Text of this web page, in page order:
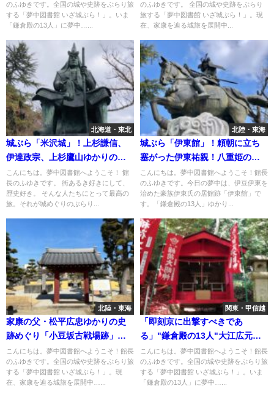
のふゆきです。全国の城や史跡をぶらり旅
する「夢中図書館 いざ城ぶら！」。いま
「鎌倉殿の13人」に夢中…...
のふゆきです。 全国の城や史跡をぶらり
旅する「夢中図書館 いざ城ぶら！」。現
在、家康を辿る城旅を展開中...
北海道・東北
城ぶら「米沢城」！上杉謙信、
伊達政宗、上杉鷹山ゆかりの城
跡
こんにちは。夢中図書館へようこそ！ 館
長のふゆきです。 街あるき好きにして、
歴史好き。 そんな人たちにとって最高の
旅。それが城めぐりのぶらり...
北陸・東海
城ぶら「伊東館」！頼朝に立ち
塞がった伊東祐親！八重姫の悲
恋も…
こんにちは。夢中図書館へようこそ！館長
のふゆきです。今日の夢中は、伊豆伊東を
治めた豪族伊東氏の居館跡「伊東館」で
す。「鎌倉殿の13人」ゆかり...
北陸・東海
家康の父・松平広忠ゆかりの史
跡めぐり「小豆坂古戦場跡」
「大林寺」「松應寺」
こんにちは。夢中図書館へようこそ！館長
のふゆきです。全国の城や史跡をぶらり旅
する「夢中図書館 いざ城ぶら！」。現
在、家康を辿る城旅を展開中…...
関東・甲信越
「即刻京に出撃すべきであ
る」"鎌倉殿の13人"大江広元・
三善康信ゆかりの鎌倉史跡へ
こんにちは。夢中図書館へようこそ！館長
のふゆきです。全国の城や史跡をぶらり旅
する「夢中図書館 いざ城ぶら！」。いま
「鎌倉殿の13人」に夢中…...